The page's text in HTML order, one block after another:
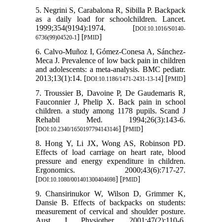
5. Negrini S, Carabalona R, Sibilla P. Backpack
as a daily load for schoolchildren. Lancet.
1999;354(9194):1974. [DOI:10.1016/S0140-
6736(99)04520-1] [PMID]
6. Calvo-Muñoz I, Gómez-Conesa A, Sánchez-
Meca J. Prevalence of low back pain in children
and adolescents: a meta-analysis. BMC pediatr.
2013;13(1):14. [DOI:10.1186/1471-2431-13-14] [PMID]
7. Troussier B, Davoine P, De Gaudemaris R,
Fauconnier J, Phelip X. Back pain in school
children. a study among 1178 pupils. Scand J
Rehabil Med. 1994;26(3):143-6.
[DOI:10.2340/1650197794143146] [PMID]
8. Hong Y, Li JX, Wong AS, Robinson PD.
Effects of load carriage on heart rate, blood
pressure and energy expenditure in children.
Ergonomics. 2000;43(6):717-27.
[DOI:10.1080/001401300404698] [PMID]
9. Chansirinukor W, Wilson D, Grimmer K,
Dansie B. Effects of backpacks on students:
measurement of cervical and shoulder posture.
Aust J Physiother. 2001;47(2):110-6.